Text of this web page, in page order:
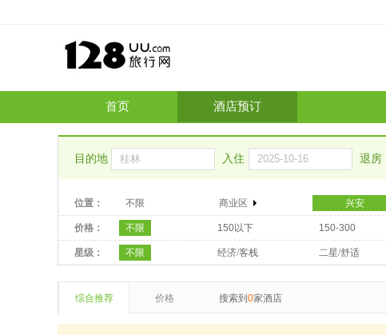
首页 酒店预订
目的地 入住 退房
位置： 不限 商业区 兴安
价格： 不限 150以下 150-300
星级： 不限 经济/客栈 二星/舒适
综合推荐 价格 搜索到 0家酒店